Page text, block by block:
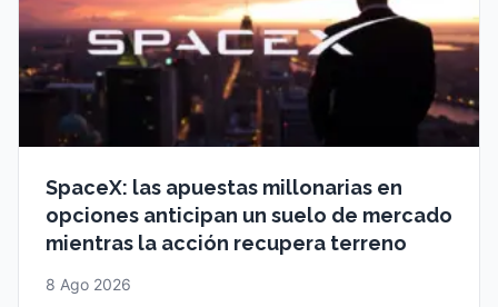
SpaceX: las apuestas millonarias en
opciones anticipan un suelo de mercado
mientras la acción recupera terreno
8 Ago 2026